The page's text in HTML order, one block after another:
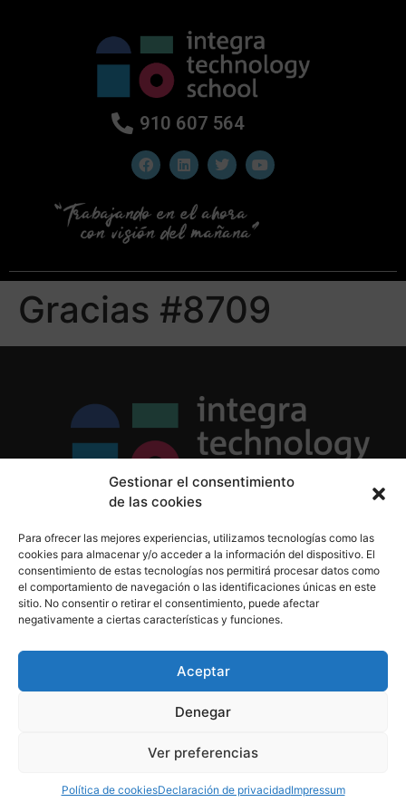
Gestionar el consentimiento
de las cookies
Para ofrecer las mejores experiencias, utilizamos tecnologías como las
cookies para almacenar y/o acceder a la información del dispositivo. El
consentimiento de estas tecnologías nos permitirá procesar datos como
el comportamiento de navegación o las identificaciones únicas en este
sitio. No consentir o retirar el consentimiento, puede afectar
negativamente a ciertas características y funciones.
Aceptar
Denegar
Ver preferencias
Política de cookiesDeclaración de privacidadImpressum
910 607 564
Gracias #8709
Política de Cookies
Aviso Legal
910 607 564
derechos reservados